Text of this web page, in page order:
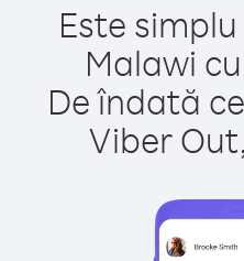
Este
Malawi
De îndată
Viber